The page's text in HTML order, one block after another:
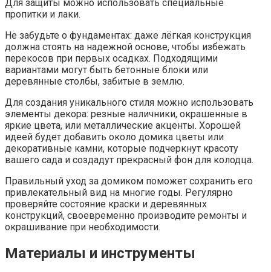
Для защиты можно использовать специальные
пропитки и лаки.
Не забудьте о фундаментах: даже лёгкая конструкция
должна стоять на надежной основе, чтобы избежать
перекосов при первых осадках. Подходящими
вариантами могут быть бетонные блоки или
деревянные столбы, забитые в землю.
Для создания уникального стиля можно использовать
элементы декора: резные наличники, окрашенные в
яркие цвета, или металлические акценты. Хорошей
идеей будет добавить около домика цветы или
декоративные камни, которые подчеркнут красоту
вашего сада и создадут прекрасный фон для колодца.
Правильный уход за домиком поможет сохранить его
привлекательный вид на многие годы. Регулярно
проверяйте состояние краски и деревянных
конструкций, своевременно производите ремонты и
окрашивание при необходимости.
Материалы и инструменты